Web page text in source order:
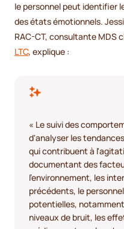
le personnel peut identifier
des états émotionnels.
RAC-CT, consultante MDS
LTC, explique :
« Le suivi des
d'analyser les
qui contribuent à
documentant des
l'environnement, les
précédents, le
potentielles,
niveaux de bruit, les